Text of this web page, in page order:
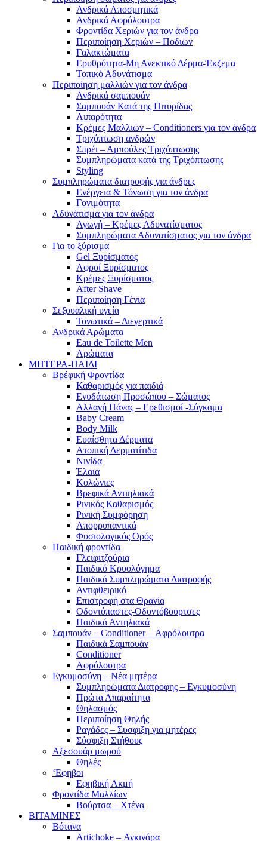
Ανδρικά Αποσμητικά
Ανδρικά Αφρόλουτρα
Φροντίδα Χεριών για τον άνδρα
Περιποίηση Χεριών – Ποδιών
Γαλακτώματα
Ερυθρότητα-Μη Ανεκτικό Δέρμα-Έκζεμα
Τοπικό Αδυνάτισμα
Περιποίηση μαλλιών για τον άνδρα
Ανδρικά σαμπουάν
Σαμπουάν Κατά της Πιτυρίδας
Λιπαρότητα
Κρέμες Μαλλιών – Conditioners για τον άνδρα
Τριχόπτωση ανδρών
Σπρέι – Αμπούλες Τριχόπτωσης
Συμπληρώματα κατά της Τριχόπτωσης
Styling
Συμπληρώματα διατροφής για άνδρες
Ενέργεια & Τόνωση για τον άνδρα
Γονιμότητα
Αδυνάτισμα για τον άνδρα
Αγωγή – Κρέμες Αδυνατίσματος
Συμπληρώματα Αδυνατίσματος για τον άνδρα
Για το ξύρισμα
Gel Ξυρίσματος
Αφροί Ξυρίσματος
Κρέμες Ξυρίσματος
After Shave
Περιποίηση Γένια
Σεξουαλική υγεία
Τονωτικά – Διεγερτικά
Ανδρικά Αρώματα
Eau de Toilette Men
Αρώματα
ΜΗΤΕΡΑ-ΠΑΙΔΙ
Βρέφική Φροντίδα
Καθαρισμός για παιδιά
Ενυδάτωση Προσώπου – Σώματος
Αλλαγή Πάνας – Ερεθισμοί -Σύγκαμα
Baby Cream
Body Milk
Ευαίσθητα Δέρματα
Ατοπική Δερματίτιδα
Νινίδα
Έλαια
Κολώνιες
Βρεφικά Αντιηλιακά
Ρινικός Καθαρισμός
Ρινική Συμφόρηση
Απορρυπαντικά
Φυσιολογικός Ορός
Παιδική φροντίδα
Γλειφιτζούρια
Παιδικό Κρυολόγημα
Παιδικά Συμπληρώματα Διατροφής
Αντιφθειρικό
Επιστροφή στα Θρανία
Οδοντόπαστες-Οδοντόβουρτσες
Παιδικά Αντηλιακά
Σαμπουάν – Conditioner – Αφρόλουτρα
Παιδικά Σαμπουάν
Conditioner
Αφρόλουτρα
Εγκυμοσύνη – Νέα μητέρα
Συμπληρώματα Διατροφης – Εγκυμοσύνη
Πρώτα Απαραίτητα
Θηλασμός
Περιποίηση Θηλής
Ραγάδες – Συσφιξη για μητέρες
Σύσφιξη Στήθους
Αξεσουάρ μωρού
Θηλές
‘Εφηβοι
Εφηβική Ακμή
Φροντίδα Μαλλίων
Βούρτσα – Χτένα
ΒΙΤΑΜΙΝΕΣ
Βότανα
Artichoke – Αγκινάρα